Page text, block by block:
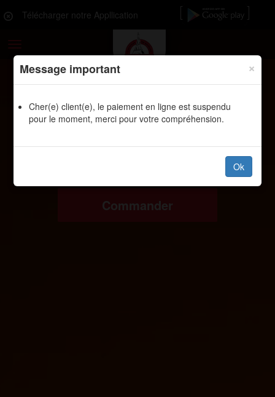
Télécharger notre Appllication
navigation
Commander
Message important ×
Cher(e) client(e), le paiement en ligne est suspendu
pour le moment, merci pour votre compréhension.
Ok